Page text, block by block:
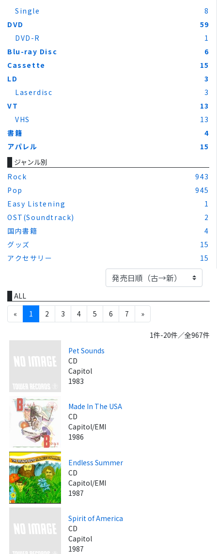
Single
8
DVD
59
DVD-R
1
Blu-ray Disc
6
Cassette
15
LD
3
Laserdisc
3
VT
13
VHS
13
書籍
4
アパレル
15
ジャンル別
Rock
943
Pop
945
Easy Listening
1
OST(Soundtrack)
2
国内書籍
4
グッズ
15
アクセサリー
15
ALL
«
1 2 3 4 5 6 7 »
1件-20件／全967件
Pet Sounds
CD
Capitol
1983
Made In The USA
CD
Capitol/EMI
1986
Endless Summer
CD
Capitol/EMI
1987
Spirit of America
CD
Capitol
1987